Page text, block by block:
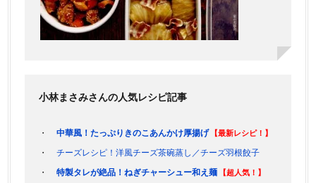
小林まさみさんの人気レシピ記事
中華風！たっぷりきのこあんかけ厚揚げ 【最新レシピ！】
チーズレシピ！洋風チーズ茶碗蒸し／チーズ羽根餃子
特製タレが絶品！ねぎチャーシュー和え麺
【超人気！】